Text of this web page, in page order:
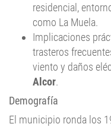
residencial,
como La Muela.
Implicaciones
trasteros
viento y daños
Alcor.
Demografía
El municipio ronda los